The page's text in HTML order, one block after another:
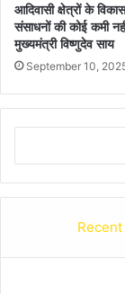
आदिवासी क्षेत्रों के
संसाधनों की कोई कमी
मुख्यमंत्री विष्णुदेव साय
September 10,
Recent